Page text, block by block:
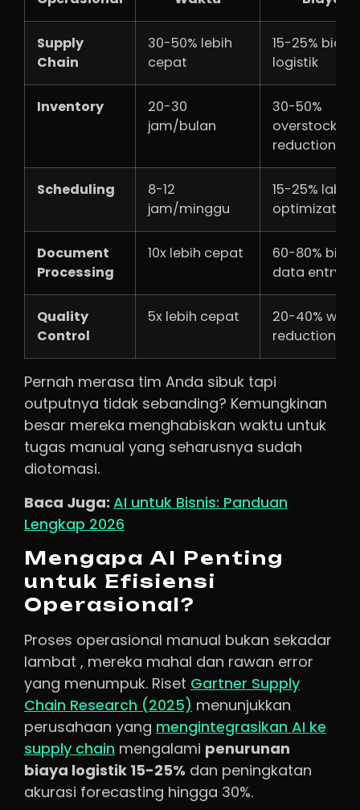
Supply
Chain
30-50% lebih
cepat
15-25% biaya
logistik
Inventory
20-30
jam/bulan
30-50%
overstock
reduction
Scheduling
8-12
jam/minggu
15-25% labor
optimization
Document
Processing
10x lebih cepat
60-80%
data entry
Quality
Control
5x lebih cepat
20-40%
reduction
Pernah merasa tim Anda sibuk tapi
outputnya tidak sebanding? Kemungkinan
besar mereka menghabiskan waktu untuk
tugas manual yang seharusnya sudah
diotomasi.
Baca Juga: AI untuk Bisnis: Panduan
Lengkap 2026
Mengapa AI Penting
untuk Efisiensi
Operasional?
Proses operasional manual bukan sekadar
lambat , mereka mahal dan rawan error
yang menumpuk. Riset Gartner Supply
Chain Research (2025) menunjukkan
perusahaan yang mengintegrasikan AI ke
supply chain mengalami penurunan
biaya logistik 15-25% dan peningkatan
akurasi forecasting hingga 30%.